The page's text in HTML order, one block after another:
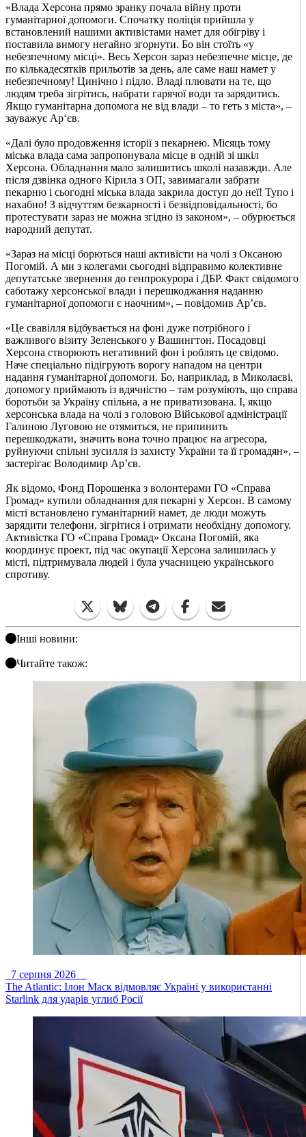
«Влада Херсона прямо зранку почала війну проти
гуманітарної допомоги. Спочатку поліція прийшла у
встановлений нашими активістами намет для обігріву і
поставила вимогу негайно згорнути. Бо він стоїть «у
небезпечному місці». Весь Херсон зараз небезпечне місце, де
по кількадесятків прильотів за день, але саме наш намет у
небезпечному! Цинічно і підло. Владі плювати на те, що
людям треба зігрітись, набрати гарячої води та зарядитись.
Якщо гуманітарна допомога не від влади – то геть з міста», –
зауважує Ар‘єв.
«Далі було продовження історії з пекарнею. Місяць тому
міська влада сама запропонувала місце в одній зі шкіл
Херсона. Обладнання мало залишитись школі назавжди. Але
після дзвінка одного Кірила з ОП, завимагали забрати
пекарню і сьогодні міська влада закрила доступ до неї! Тупо і
нахабно! З відчуттям безкарності і безвідповідальності, бо
протестувати зараз не можна згідно із законом», – обурюється
народний депутат.
«Зараз на місці борються наші активісти на чолі з Оксаною
Погомій. А ми з колегами сьогодні відправимо колективне
депутатське звернення до генпрокурора і ДБР. Факт свідомого
саботажу херсонської влади і перешкоджання наданню
гуманітарної допомоги є наочним», – повідомив Ар’єв.
«Це свавілля відбувається на фоні дуже потрібного і
важливого візиту Зеленського у Вашингтон. Посадовці
Херсона створюють негативний фон і роблять це свідомо.
Наче спеціально підігрують ворогу нападом на центри
надання гуманітарної допомоги. Бо, наприклад, в Миколаєві,
допомогу приймають із вдячністю – там розуміють, що справа
боротьби за Україну спільна, а не приватизована. І, якщо
херсонська влада на чолі з головою Військової адміністрації
Галиною Луговою не отямиться, не припинить
перешкоджати, значить вона точно працює на агресора,
руйнуючи спільні зусилля із захисту України та її громадян», –
застерігає Володимир Ар’єв.
Як відомо, Фонд Порошенка з волонтерами ГО «Справа
Громад» купили обладнання для пекарні у Херсон. В самому
місті встановлено гуманітарний намет, де люди можуть
зарядити телефони, зігрітися і отримати необхідну допомогу.
Активістка ГО «Справа Громад» Оксана Погомій, яка
координує проект, під час окупації Херсона залишилась у
місті, підтримувала людей і була учасницею українського
спротиву.
Інші новини:
Читайте також:
7 серпня 2026
The Atlantic: Ілон Маск відмовляє Україні у використанні
Starlink для ударів углиб Росії